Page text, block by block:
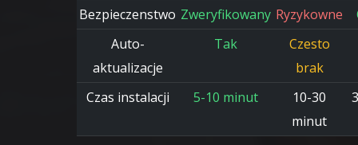
Bezpieczenstwo Zweryfikowany Ryzykowne
Auto-
aktualizacje
Tak
Czesto
brak
Czas instalacji
5-10 minut
10-30
minut